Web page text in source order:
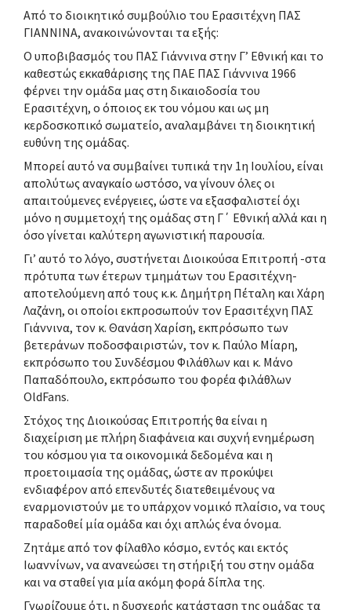
Από το διοικητικό συμβούλιο του Ερασιτέχνη ΠΑΣ
ΓΙΑΝΝΙΝΑ, ανακοινώνονται τα εξής:
Ο υποβιβασμός του ΠΑΣ Γιάννινα στην Γ’ Εθνική και το
καθεστώς εκκαθάρισης της ΠΑΕ ΠΑΣ Γιάννινα 1966
φέρνει την ομάδα μας στη δικαιοδοσία του
Ερασιτέχνη, ο όποιος εκ του νόμου και ως μη
κερδοσκοπικό σωματείο, αναλαμβάνει τη διοικητική
ευθύνη της ομάδας.
Μπορεί αυτό να συμβαίνει τυπικά την 1η Ιουλίου, είναι
απολύτως αναγκαίο ωστόσο, να γίνουν όλες οι
απαιτούμενες ενέργειες, ώστε να εξασφαλιστεί όχι
μόνο η συμμετοχή της ομάδας στη Γ΄ Εθνική αλλά και η
όσο γίνεται καλύτερη αγωνιστική παρουσία.
Γι’ αυτό το λόγο, συστήνεται Διοικούσα Επιτροπή -στα
πρότυπα των έτερων τμημάτων του Ερασιτέχνη-
αποτελούμενη από τους κ.κ. Δημήτρη Πέταλη και Χάρη
Λαζάνη, οι οποίοι εκπροσωπούν τον Ερασιτέχνη ΠΑΣ
Γιάννινα, τον κ. Θανάση Χαρίση, εκπρόσωπο των
βετεράνων ποδοσφαιριστών, τον κ. Παύλο Μίαρη,
εκπρόσωπο του Συνδέσμου Φιλάθλων και κ. Μάνο
Παπαδόπουλο, εκπρόσωπο του φορέα φιλάθλων
OldFans.
Στόχος της Διοικούσας Επιτροπής θα είναι η
διαχείριση με πλήρη διαφάνεια και συχνή ενημέρωση
του κόσμου για τα οικονομικά δεδομένα και η
προετοιμασία της ομάδας, ώστε αν προκύψει
ενδιαφέρον από επενδυτές διατεθειμένους να
εναρμονιστούν με το υπάρχον νομικό πλαίσιο, να τους
παραδοθεί μία ομάδα και όχι απλώς ένα όνομα.
Ζητάμε από τον φίλαθλο κόσμο, εντός και εκτός
Ιωαννίνων, να ανανεώσει τη στήριξή του στην ομάδα
και να σταθεί για μία ακόμη φορά δίπλα της.
Γνωρίζουμε ότι, η δυσχερής κατάσταση της ομάδας τα